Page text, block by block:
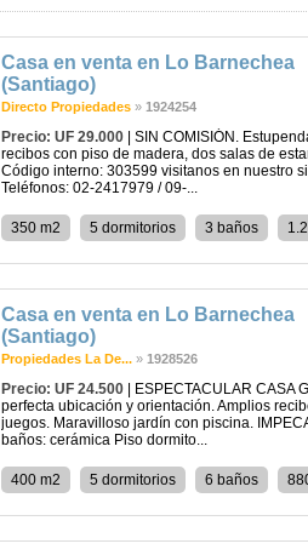
Casa en venta en Lo Barnechea
(Santiago)
Directo Propiedades » 1924254
Precio: UF 29.000 | SIN COMISIÓN.
recibos con piso de madera, dos salas de
Código interno: 303599 visitanos en nuestro
Teléfonos: 02-2417979 / 09-...
350 m2 5 dormitorios 3 baños
Casa en venta en Lo Barnechea
(Santiago)
Propiedades La De... » 1928526
Precio: UF 24.500 | ESPECTACULAR CASA
perfecta ubicación y orientación. Amplios
juegos. Maravilloso jardín con piscina.
baños: cerámica Piso dormito...
400 m2 5 dormitorios 6 baños